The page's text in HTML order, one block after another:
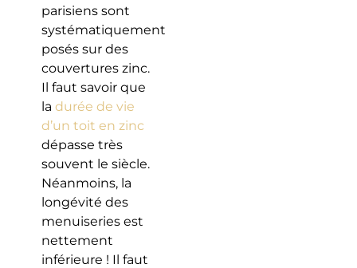
parisiens sont
systématiquement
posés sur des
couvertures zinc.
Il faut savoir que
la durée de vie
d’un toit en zinc
dépasse très
souvent le siècle.
Néanmoins, la
longévité des
menuiseries est
nettement
inférieure ! Il faut